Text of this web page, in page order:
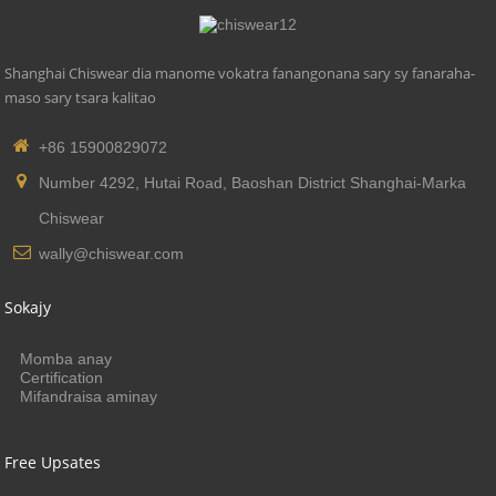
Shanghai Chiswear dia manome vokatra fanangonana sary sy fanaraha-
maso sary tsara kalitao
+86 15900829072
Number 4292, Hutai Road, Baoshan District Shanghai-Marka
Chiswear
wally@chiswear.com
Sokajy
Momba anay
Certification
Mifandraisa aminay
Free Upsates